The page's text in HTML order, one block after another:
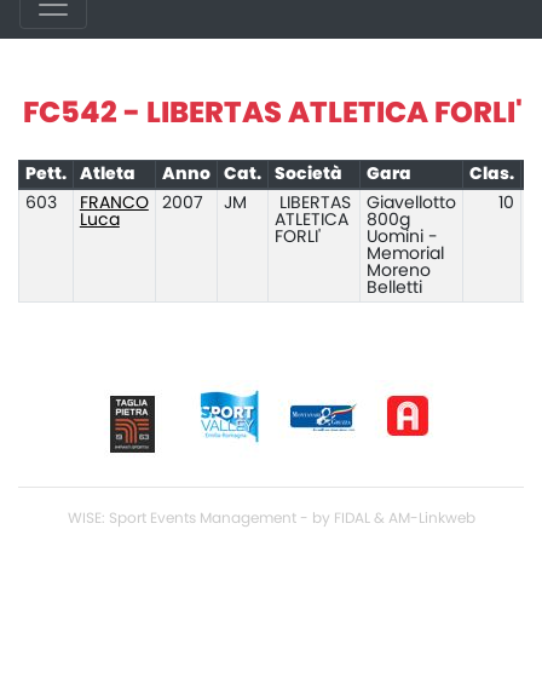
FC542 - LIBERTAS ATLETICA FORLI'
Pett. Atleta Anno Cat. Società Gara Clas.
603
FRANCO
Luca
2007 JM
LIBERTAS
ATLETICA
FORLI'
Giavellotto
800g
Uomini -
Memorial
Moreno
Belletti
10
WISE: Sport Events Management - by FIDAL & AM-Linkweb